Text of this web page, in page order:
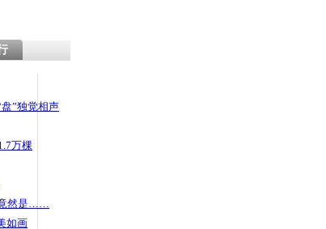
”独觉相声
万棵
然是……
如画